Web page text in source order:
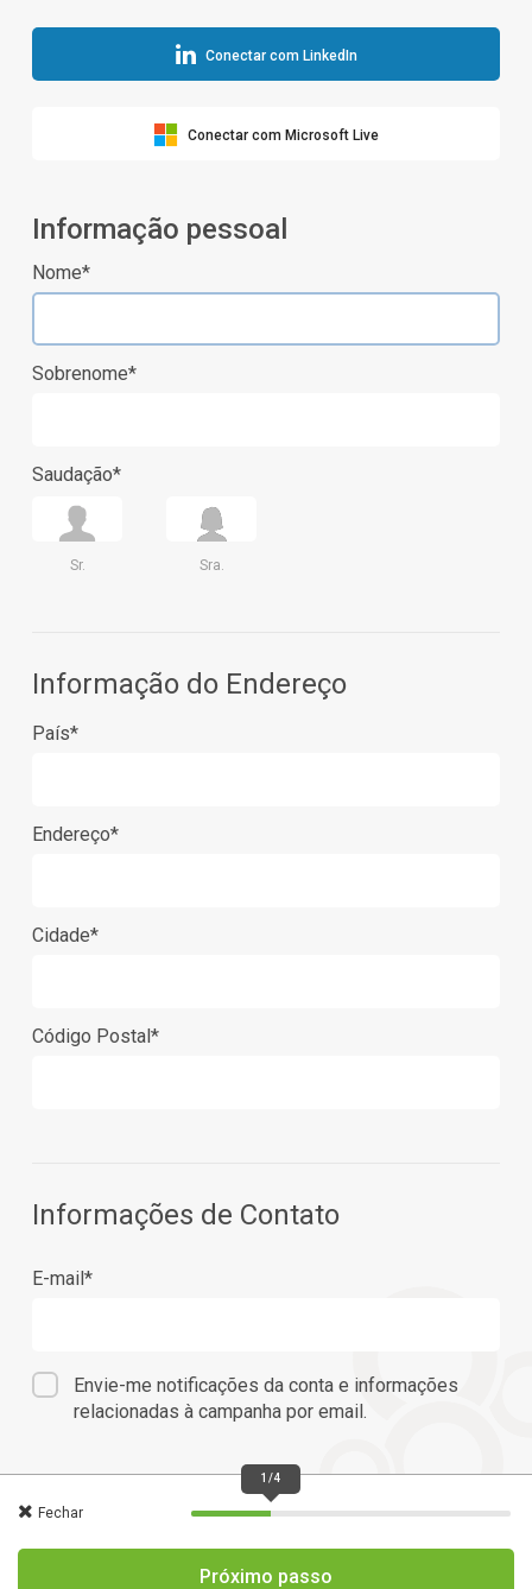
Conectar com LinkedIn
Conectar com Microsoft Live
Informação pessoal
Nome*
Sobrenome*
Saudação*
Sr. Sra.
Informação do Endereço
País*
Endereço*
Cidade*
Código Postal*
Informações de Contato
E-mail*
Envie-me notificações da conta e informações
relacionadas à campanha por email.
Fechar
1/4